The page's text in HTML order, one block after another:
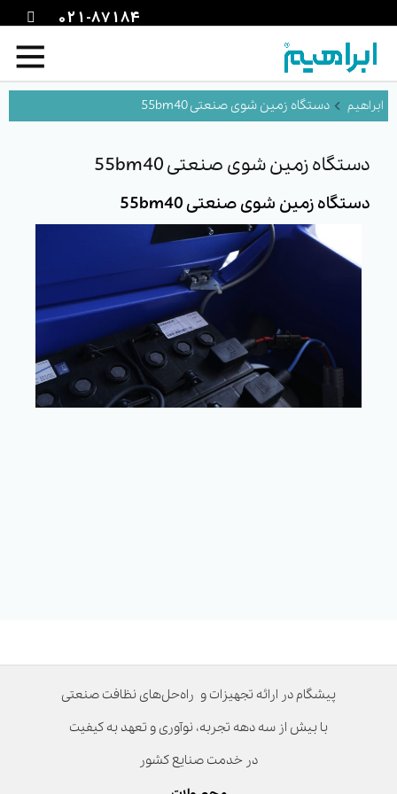
021-87184
دستگاه زمین شوی صنعتی 55bm40
دستگاه زمین شوی صنعتی 55bm40
دستگاه زمین شوی صنعتی 55bm40
پیشگام در ارائه تجهیزات و راه‌حل‌های نظافت صنعتی
با بیش از سه دهه تجربه، نوآوری و تعهد به کیفیت
در خدمت صنایع کشور